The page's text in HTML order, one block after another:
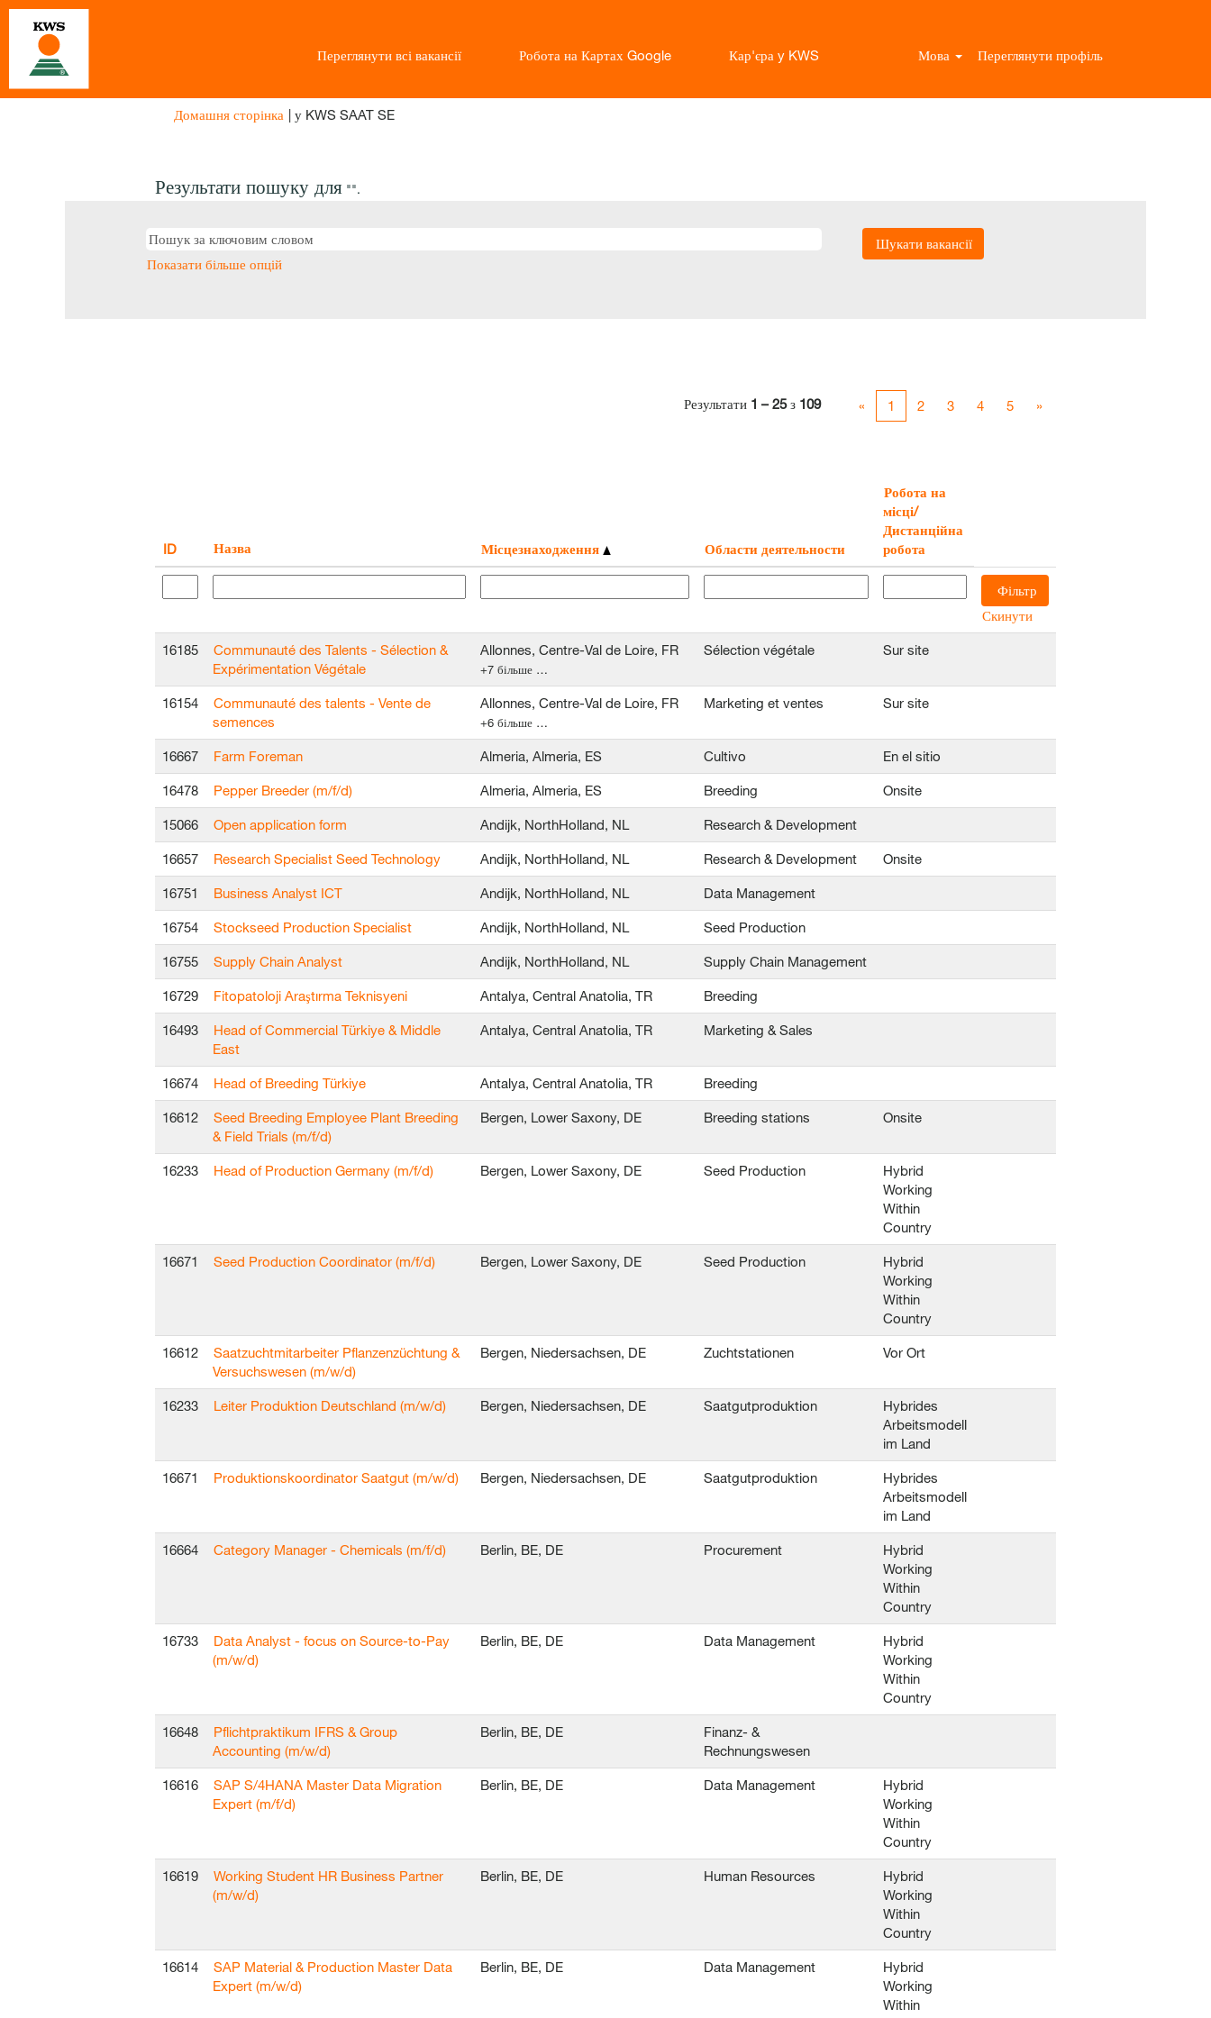
Переглянути всі вакансії Робота на Картах Google Кар'єра y KWS Мова Переглянути профіль
Домашня сторінка | у KWS SAAT SE(поточна
Результати пошуку для "".
Показати більше опцій
Результати 1 – 25з 109 « 1 2 3 4 5 »
ID Назва Місцезнаходження Области деятельности
Робота на
місці/
Дистанційна
робота
Скинути
16185
Communauté des Talents - Sélection &
Expérimentation Végétale
Allonnes, Centre-Val de Loire, FR
+7 більше …
Sélection végétale Sur site
16154
Communauté des talents - Vente de
semences
Allonnes, Centre-Val de Loire, FR
+6 більше …
Marketing et ventes Sur site
16667 Farm Foreman Almeria, Almeria, ES Cultivo En el sitio
16478 Pepper Breeder (m/f/d) Almeria, Almeria, ES Breeding Onsite
15066 Open application form Andijk, NorthHolland, NL Research & Development
16657 Research Specialist Seed Technology Andijk, NorthHolland, NL Research & Development Onsite
16751 Business Analyst ICT Andijk, NorthHolland, NL Data Management
16754 Stockseed Production Specialist Andijk, NorthHolland, NL Seed Production
16755 Supply Chain Analyst Andijk, NorthHolland, NL Supply Chain Management
16729 Fitopatoloji Araştırma Teknisyeni Antalya, Central Anatolia, TR Breeding
16493
Head of Commercial Türkiye & Middle
East
Antalya, Central Anatolia, TR Marketing & Sales
16674 Head of Breeding Türkiye Antalya, Central Anatolia, TR Breeding
16612
Seed Breeding Employee Plant Breeding
& Field Trials (m/f/d)
Bergen, Lower Saxony, DE Breeding stations Onsite
16233 Head of Production Germany (m/f/d) Bergen, Lower Saxony, DE Seed Production
Hybrid
Working
Within
Country
16671 Seed Production Coordinator (m/f/d) Bergen, Lower Saxony, DE Seed Production
Hybrid
Working
Within
Country
16612
Saatzuchtmitarbeiter Pflanzenzüchtung &
Versuchswesen (m/w/d)
Bergen, Niedersachsen, DE Zuchtstationen Vor Ort
16233 Leiter Produktion Deutschland (m/w/d) Bergen, Niedersachsen, DE Saatgutproduktion
Hybrides
Arbeitsmodell
im Land
16671 Produktionskoordinator Saatgut (m/w/d) Bergen, Niedersachsen, DE Saatgutproduktion
Hybrides
Arbeitsmodell
im Land
16664 Category Manager - Chemicals (m/f/d) Berlin, BE, DE Procurement
Hybrid
Working
Within
Country
16733
Data Analyst - focus on Source-to-Pay
(m/w/d)
Berlin, BE, DE Data Management
Hybrid
Working
Within
Country
16648
Pflichtpraktikum IFRS & Group
Accounting (m/w/d)
Berlin, BE, DE
Finanz- &
Rechnungswesen
16616
SAP S/4HANA Master Data Migration
Expert (m/f/d)
Berlin, BE, DE Data Management
Hybrid
Working
Within
Country
16619
Working Student HR Business Partner
(m/w/d)
Berlin, BE, DE Human Resources
Hybrid
Working
Within
Country
16614
SAP Material & Production Master Data
Expert (m/w/d)
Berlin, BE, DE Data Management
Hybrid
Working
Within